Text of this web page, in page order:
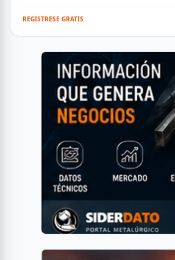
REGISTRESE GRATIS